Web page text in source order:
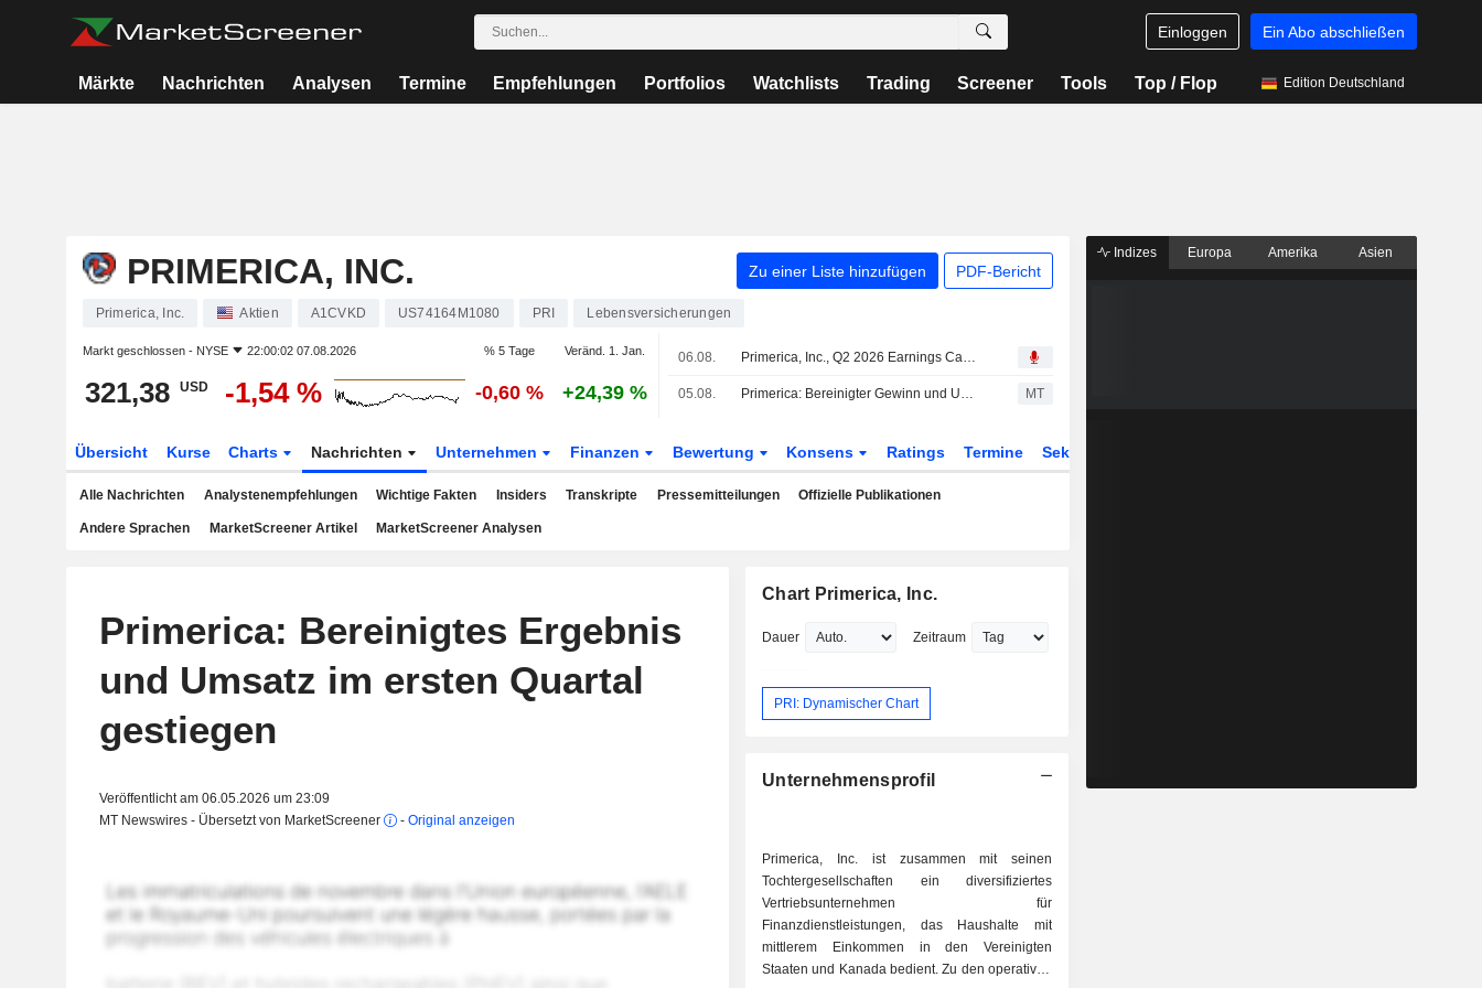
Einloggen Ein Abo abschließen
Märkte Nachrichten Analysen Termine Empfehlungen Portfolios Watchlists Trading Screener Tools Top / Flop Edition Deutschland
PRIMERICA, INC. Zu einer Liste hinzufügen PDF-Bericht
Primerica, Inc. Aktien A1CVKD US74164M1080 PRI Lebensversicherungen
Markt geschlossen - NYSE 22:00:02 07.08.2026 % 5 Tage Veränd. 1. Jan.
321,38 USD -1,54 % -0,60 % +24,39 %
06.08. Primerica, Inc., Q2 2026 Earnings Call, Aug 06, 2026
05.08. Primerica: Bereinigter Gewinn und Umsatz im zweiten Quartal gestiegen MT
Übersicht Kurse Charts Nachrichten Unternehmen Finanzen Bewertung Konsens Ratings Termine Sektor
Alle Nachrichten Analystenempfehlungen Wichtige Fakten Insiders Transkripte Pressemitteilungen Offizielle Publikationen
Andere Sprachen MarketScreener Artikel MarketScreener Analysen
Primerica: Bereinigtes Ergebnis
und Umsatz im ersten Quartal
gestiegen
Veröffentlicht am 06.05.2026 um 23:09
MT Newswires - Übersetzt von MarketScreener
- Original anzeigen
Chart Primerica, Inc.
Dauer Zeitraum
PRI: Dynamischer Chart
Unternehmensprofil
Primerica, Inc. ist zusammen mit seinen
Tochtergesellschaften ein diversifiziertes
Vertriebsunternehmen für
Finanzdienstleistungen, das Haushalte mit
mittlerem Einkommen in den Vereinigten
Staaten und Kanada bedient. Zu den operativen
Indizes Europa Amerika Asien